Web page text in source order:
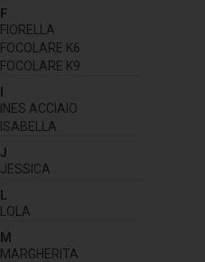
F
FIORELLA
FOCOLARE K6
FOCOLARE K9
INES ACCIAIO
ISABELLA
J
JESSICA
L
LOLA
M
MARGHERITA